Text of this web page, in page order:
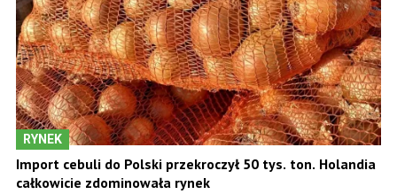
RYNEK
Import cebuli do Polski przekroczył 50 tys. ton. Holandia
całkowicie zdominowała rynek